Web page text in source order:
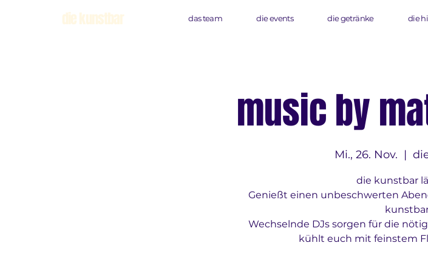
die kunstbar das team die events die getränke die
music by
Mi., 26. Nov.
  |
die kunstbar
Genießt einen unbeschwerten
Wechselnde DJs sorgen für die
kühlt euch mit feinstem